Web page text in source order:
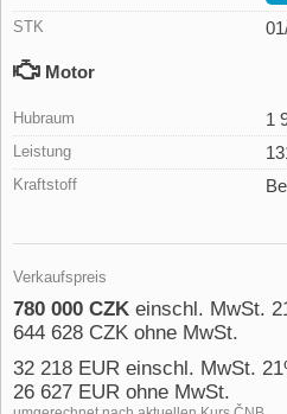
STK
Motor
Hubraum 1
Leistung
Kraftstoff
Verkaufspreis
780 000 CZK einschl. MwSt.
644 628 CZK ohne MwSt.
32 218 EUR einschl. MwSt.
26 627 EUR ohne MwSt.